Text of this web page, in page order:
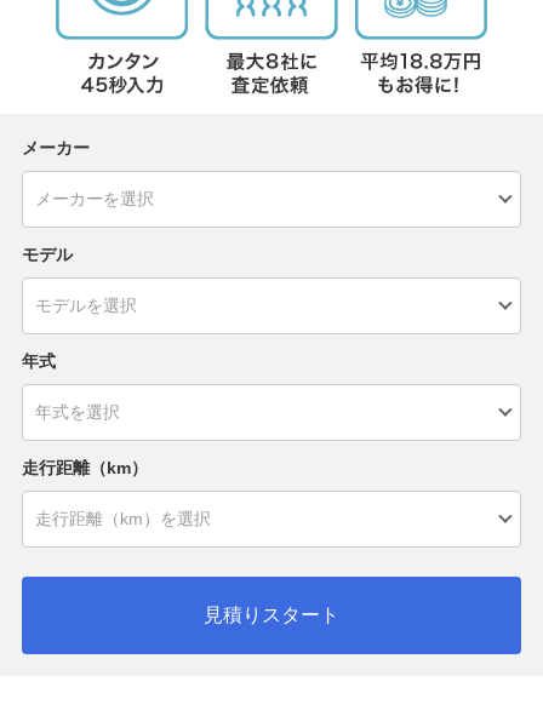
メーカー
モデル
年式
走行距離（km）
見積りスタート